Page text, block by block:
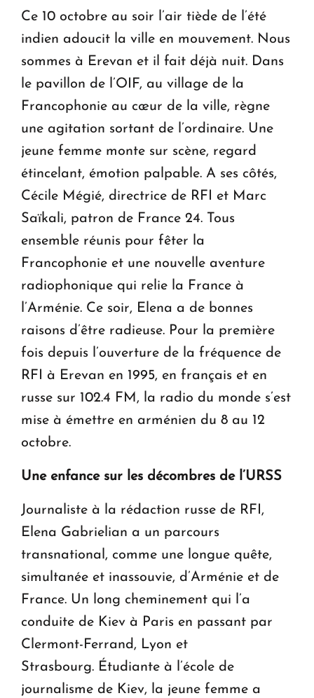
Ce 10 octobre au soir l’air tiède de l’été
indien adoucit la ville en mouvement. Nous
sommes à Erevan et il fait déjà nuit. Dans
le pavillon de l’OIF, au village de la
Francophonie au cœur de la ville, règne
une agitation sortant de l’ordinaire. Une
jeune femme monte sur scène, regard
étincelant, émotion palpable. A ses côtés,
Cécile Mégié, directrice de RFI et Marc
Saïkali, patron de France 24. Tous
ensemble réunis pour fêter la
Francophonie et une nouvelle aventure
radiophonique qui relie la France à
l’Arménie. Ce soir, Elena a de bonnes
raisons d’être radieuse. Pour la première
fois depuis l’ouverture de la fréquence de
RFI à Erevan en 1995, en français et en
russe sur 102.4 FM, la radio du monde s’est
mise à émettre en arménien du 8 au 12
octobre.
Une enfance sur les décombres de l’URSS
Journaliste à la rédaction russe de RFI,
Elena Gabrielian a un parcours
transnational, comme une longue quête,
simultanée et inassouvie, d’Arménie et de
France. Un long cheminement qui l’a
conduite de Kiev à Paris en passant par
Clermont-Ferrand, Lyon et
Strasbourg. Étudiante à l’école de
journalisme de Kiev, la jeune femme a